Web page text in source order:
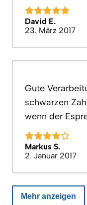
David E.
23. März 2017
Gute
schwarzen
wenn der
Markus S.
2. Januar 2017
Mehr anzeigen